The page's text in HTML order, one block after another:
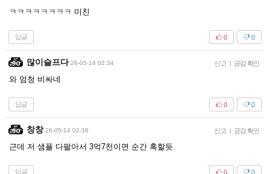
ㅋㅋㅋㅋㅋㅋㅋㅋ 미친
답글 0
0
많이슬프다 26-05-14 02:34 신고 | 공감 확인
와 엄청 비싸네
답글 0
0
창창 26-05-14 02:38 신고 | 공감 확인
근데 저 샘플 다팔아서 3억7천이면 순간 혹할듯
답글 0
0